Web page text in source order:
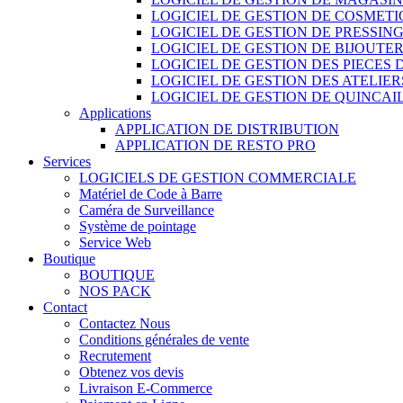
LOGICIEL DE GESTION DE
LOGICIEL DE GESTION DE PRESSING
LOGICIEL DE GESTION DE
LOGICIEL DE GESTION DES PIECES
LOGICIEL DE GESTION DES
LOGICIEL DE GESTION DE
Applications
APPLICATION DE DISTRIBUTION
APPLICATION DE RESTO PRO
Services
LOGICIELS DE GESTION COMMERCIALE
Matériel de Code à Barre
Caméra de Surveillance
Système de pointage
Service Web
Boutique
BOUTIQUE
NOS PACK
Contact
Contactez Nous
Conditions générales de vente
Recrutement
Obtenez vos devis
Livraison E-Commerce